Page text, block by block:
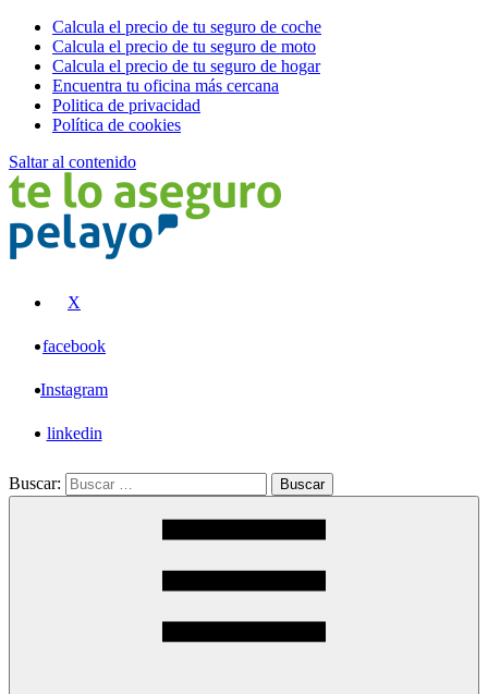
Calcula el precio de tu seguro de coche
Calcula el precio de tu seguro de moto
Calcula el precio de tu seguro de hogar
Encuentra tu oficina más cercana
Politica de privacidad
Política de cookies
Saltar al contenido
X
facebook
Instagram
linkedin
Buscar: Buscar